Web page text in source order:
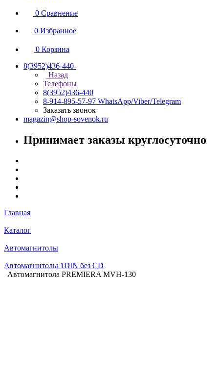
0 Сравнение
0 Избранное
0 Корзина
8(3952)436-440
Назад
Телефоны
8(3952)436-440
8-914-895-57-97 WhatsApp/Viber/Telegram
Заказать звонок
magazin@shop-sovenok.ru
Принимает заказы круглосуточно
Главная
Каталог
Автомагнитолы
Автомагнитолы 1DIN без CD
Автомагнитола PREMIERA MVH-130